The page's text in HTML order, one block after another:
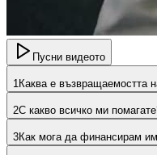
Пусни видеото
1 Каква е възвращаемостта
2С какво всичко ми
3Как мога да финансирам